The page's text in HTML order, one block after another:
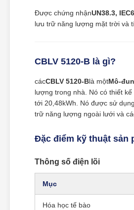
Được chứng nhậnUN38.3,
lưu trữ năng lượng mặt trời và
CBLV 5120-B là gì?
cácCBLV 5120-Blà mộtMô-
lượng trong nhà. Nó có thiết
tới 20,48kWh. Nó được sử
trữ năng lượng ngoài lưới và
Đặc điểm kỹ thuật sản
Thông số điện lõi
Mục
Hóa học tế bào